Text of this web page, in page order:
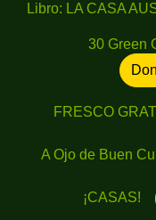
Libro: LA CASA
30 Green
FRESCO
A Ojo de Buen
¡CASAS!